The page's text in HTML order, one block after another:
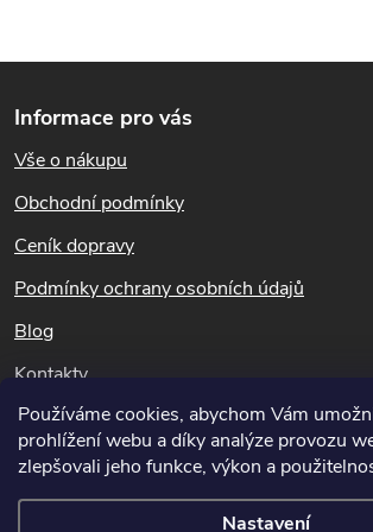
Používáme cookies, abychom Vám
prohlížení webu a díky analýze provozu
zlepšovali jeho funkce, výkon a
Nastavení
ů
l
á
d
a
c
í
p
r
v
á
p
a
Informace pro vás
Vše o nákupu
Obchodní podmínky
Ceník dopravy
Podmínky ochrany osobních údajů
Blog
Kontakty
Dotazy k objednávkám
info@hubeni-skudcu.cz